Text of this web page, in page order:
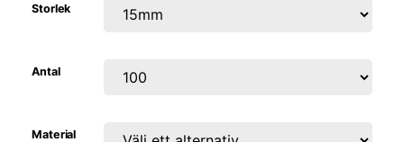
Storlek
Antal
Material